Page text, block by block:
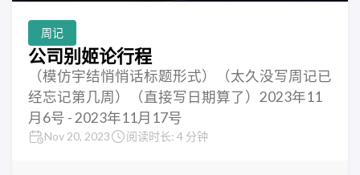
周记
公司别姬论行程
（模仿宇结悄悄话标题形式）（太久没写周记已
经忘记第几周）（直接写日期算了）2023年11
月6号 - 2023年11月17号
Nov 20, 2023 阅读时长: 4 分钟